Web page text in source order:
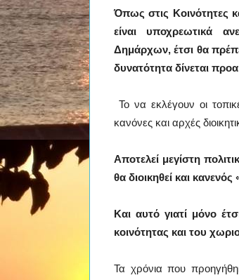
Όπως στις Κοινότητες
είναι υποχρεωτικά
Δημάρχων, έτσι θα
δυνατότητα δίνεται
Το να εκλέγουν οι
κανόνες και αρχές
Αποτελεί μεγίστη
θα διοικηθεί και
Και αυτό γιατί μόνο
κοινότητας και του
Τα χρόνια που